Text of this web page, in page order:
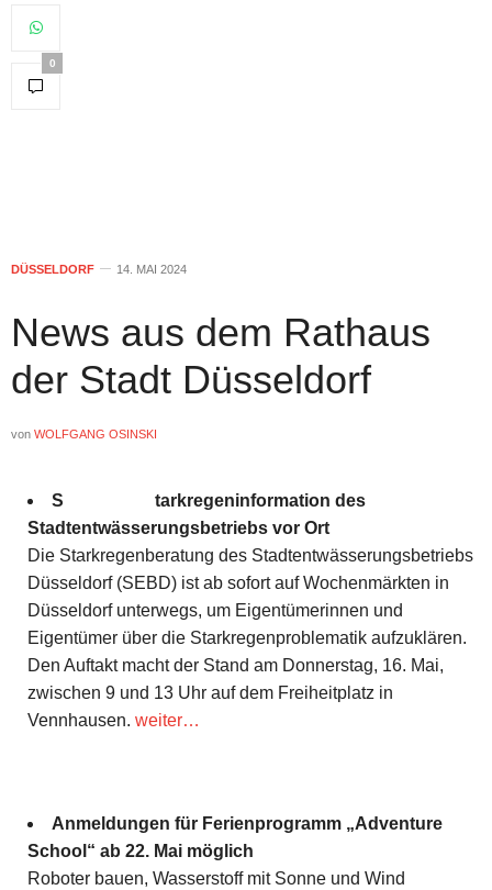
0
DÜSSELDORF 14. MAI 2024
News aus dem Rathaus
der Stadt Düsseldorf
von WOLFGANG OSINSKI
S
tarkregeninformation des
Stadtentwässerungsbetriebs vor Ort
Die Starkregenberatung des Stadtentwässerungsbetriebs
Düsseldorf (SEBD) ist ab sofort auf Wochenmärkten in
Düsseldorf unterwegs, um Eigentümerinnen und
Eigentümer über die Starkregenproblematik aufzuklären.
Den Auftakt macht der Stand am Donnerstag, 16. Mai,
zwischen 9 und 13 Uhr auf dem Freiheitplatz in
Vennhausen. weiter…
Anmeldungen für Ferienprogramm „Adventure
School“ ab 22. Mai möglich
Roboter bauen, Wasserstoff mit Sonne und Wind